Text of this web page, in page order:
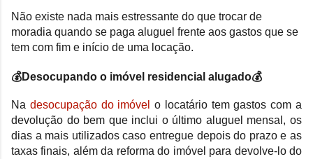
Não existe nada mais estressante do que trocar de
moradia quando se paga aluguel frente aos gastos que se
tem com fim e início de uma locação.
💰Desocupando o imóvel residencial alugado💰
Na desocupação do imóvel o locatário tem gastos com a
devolução do bem que inclui o último aluguel mensal, os
dias a mais utilizados caso entregue depois do prazo e as
taxas finais, além da reforma do imóvel para devolve-lo do